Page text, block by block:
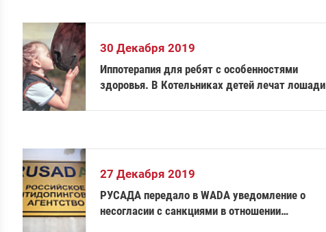
30 Декабря 2019
Иппотерапия для ребят с особенностями
здоровья. В Котельниках детей лечат лошади
27 Декабря 2019
РУСАДА передало в WADA уведомление о
несогласии с санкциями в отношении